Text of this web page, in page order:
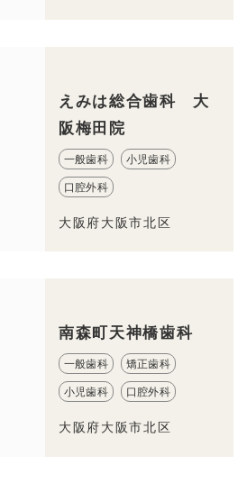
えみは総合歯科 大
阪梅田院
一般歯科 小児歯科
口腔外科
大阪府大阪市北区
南森町天神橋歯科
一般歯科 矯正歯科
小児歯科 口腔外科
大阪府大阪市北区